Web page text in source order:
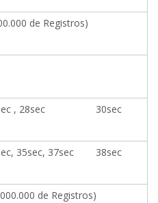
de Registros)
, 28sec 30sec
35sec, 37sec 38sec
de Registros)